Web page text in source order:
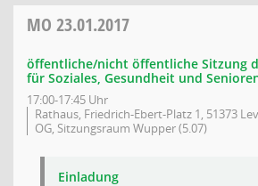
MO 23.01.2017
öffentliche/nicht öffentliche Sitzung
für Soziales, Gesundheit und
17:00-17:45 Uhr
Rathaus, Friedrich-Ebert-Platz 1, 51373
OG, Sitzungsraum Wupper (5.07)
Einladung